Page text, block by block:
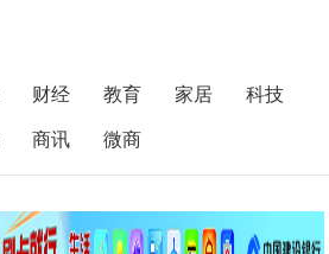
财经 教育 家居
科技
商讯 微商